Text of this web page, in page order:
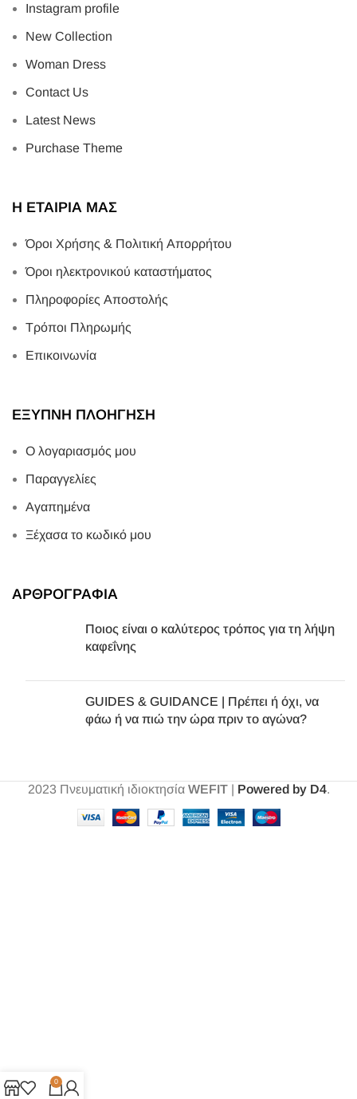
Instagram profile
New Collection
Woman Dress
Contact Us
Latest News
Purchase Theme
Η ΕΤΑΙΡΙΑ ΜΑΣ
Όροι Χρήσης & Πολιτική Απορρήτου
Όροι ηλεκτρονικού καταστήματος
Πληροφορίες Αποστολής
Τρόποι Πληρωμής
Επικοινωνία
ΕΞΥΠΝΗ ΠΛΟΗΓΗΣΗ
Ο λογαριασμός μου
Παραγγελίες
Αγαπημένα
Ξέχασα το κωδικό μου
ΑΡΘΡΟΓΡΑΦΙΑ
Ποιος είναι ο καλύτερος τρόπος για τη λήψη
καφεΐνης
GUIDES & GUIDANCE | Πρέπει ή όχι, να
φάω ή να πιώ την ώρα πριν το αγώνα?
2023 Πνευματική ιδιοκτησία WEFIT| Powered by D4.
0